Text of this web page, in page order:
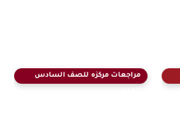
مراجعات مركزه للصف السادس